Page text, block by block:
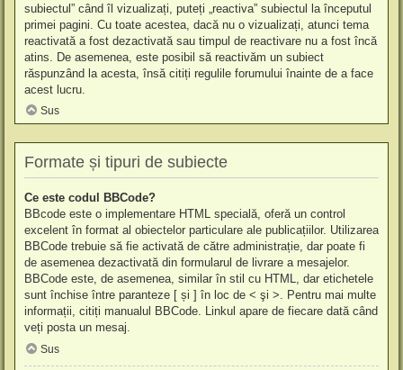
subiectul” când îl vizualizați, puteți „reactiva” subiectul la începutul
primei pagini. Cu toate acestea, dacă nu o vizualizați, atunci tema
reactivată a fost dezactivată sau timpul de reactivare nu a fost încă
atins. De asemenea, este posibil să reactivăm un subiect
răspunzând la acesta, însă citiți regulile forumului înainte de a face
acest lucru.
Sus
Formate și tipuri de subiecte
Ce este codul BBCode?
BBcode este o implementare HTML specială, oferă un control
excelent în format al obiectelor particulare ale publicațiilor. Utilizarea
BBCode trebuie să fie activată de către administrație, dar poate fi
de asemenea dezactivată din formularul de livrare a mesajelor.
BBCode este, de asemenea, similar în stil cu HTML, dar etichetele
sunt închise între paranteze [ și ] în loc de < şi >. Pentru mai multe
informații, citiți manualul BBCode. Linkul apare de fiecare dată când
veți posta un mesaj.
Sus